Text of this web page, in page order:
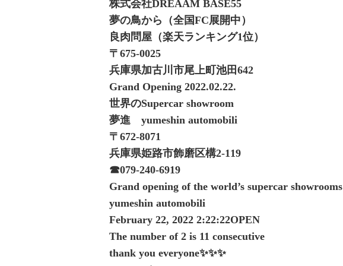
株式会社DREAAM BASE55
夢の鳥から（全国FC展開中）
良肉問屋（楽天ランキング1位）
〒675-0025
兵庫県加古川市尾上町池田642
Grand Opening 2022.02.22.
世界のSupercar showroom
夢進 yumeshin automobili
〒672-8071
兵庫県姫路市飾磨区構2-119
☎︎079-240-6919
Grand opening of the world’s supercar showrooms
yumeshin automobili
February 22, 2022 2:22:22OPEN
The number of 2 is 11 consecutive
thank you everyone✨✨✨